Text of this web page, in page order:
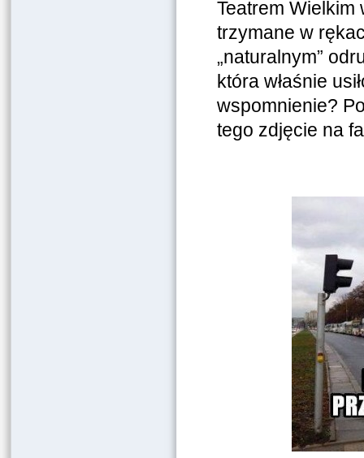
Teatrem
trzymane w
„naturalnym”
która właśnie
wspomnienie?
tego zdjęcie na